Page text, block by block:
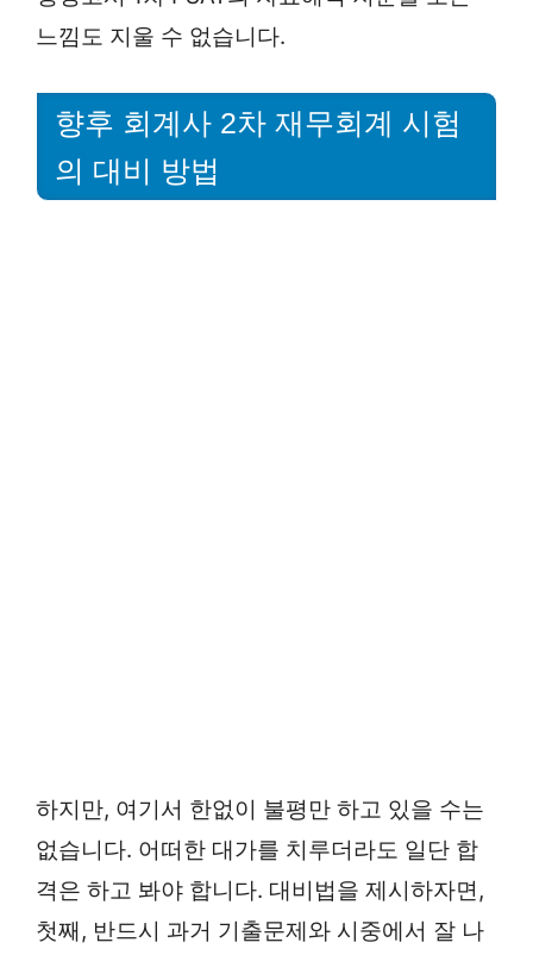
느낌도 지울 수 없습니다.
향후 회계사 2차 재무회계 시험
의 대비 방법
하지만, 여기서 한없이 불평만 하고 있을 수는
없습니다. 어떠한 대가를 치루더라도 일단 합
격은 하고 봐야 합니다. 대비법을 제시하자면,
첫째, 반드시 과거 기출문제와 시중에서 잘 나